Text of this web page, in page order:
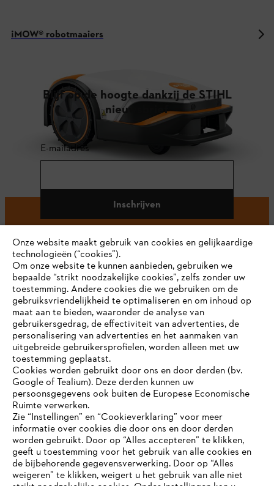
¡MOW® robotmaaiers
Blijf op de hoogte dankzij de STIHL
nieuwsbrief
E-mailadres
Inschrijven
#STIHL
Bedrijf
STIHL FAQ
Contact
JE BROWSER WORDT NIET
ONDERSTEUND
Onze website maakt gebruik van cookies en gelijkaardige
technologieën (“cookies”).
Om onze website te kunnen aanbieden, gebruiken we
bepaalde “strikt noodzakelijke cookies”, zelfs zonder uw
toestemming. Andere cookies die we gebruiken om de
gebruiksvriendelijkheid te optimaliseren en om inhoud op
maat aan te bieden, waaronder de analyse van
gebruikersgedrag, de effectiviteit van advertenties, de
personalisering van advertenties en het aanmaken van
uitgebreide gebruikersprofielen, worden alleen met uw
toestemming geplaatst.
Cookies worden gebruikt door ons en door derden (bv.
Google of Tealium). Deze derden kunnen uw
persoonsgegevens ook buiten de Europese Economische
Ruimte verwerken.
Zie “Instellingen” en “Cookieverklaring” voor meer
informatie over cookies die door ons en door derden
worden gebruikt. Door op “Alles accepteren” te klikken,
geeft u toestemming voor het gebruik van alle cookies en
de bijbehorende gegevensverwerking. Door op “Alles
weigeren” te klikken, weigert u het gebruik van alle niet